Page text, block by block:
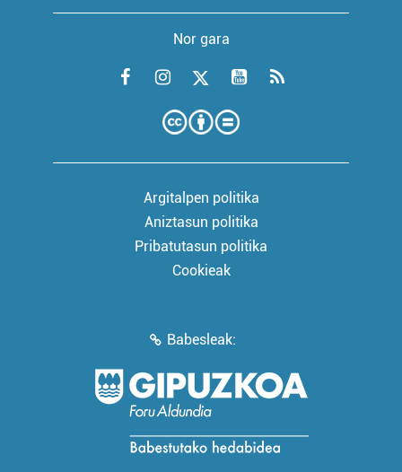
Nor gara
Argitalpen politika
Aniztasun politika
Pribatutasun politika
Cookieak
Babesleak: